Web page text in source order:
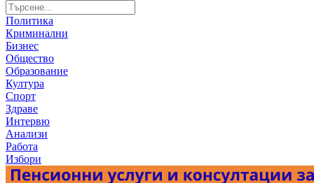
Политика
Криминални
Бизнес
Общество
Образование
Култура
Спорт
Здраве
Интервю
Анализи
Работа
Избори